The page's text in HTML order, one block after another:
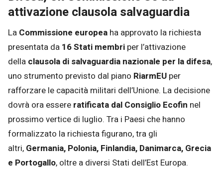
attivazione clausola salvaguardia
La Commissione europea ha approvato la richiesta
presentata da 16 Stati membri per l’attivazione
della clausola di salvaguardia nazionale per la difesa,
uno strumento previsto dal piano RiarmEU per
rafforzare le capacità militari dell’Unione. La decisione
dovrà ora essere ratificata dal Consiglio Ecofin nel
prossimo vertice di luglio. Tra i Paesi che hanno
formalizzato la richiesta figurano, tra gli
altri, Germania, Polonia, Finlandia, Danimarca, Grecia
e Portogallo, oltre a diversi Stati dell’Est Europa.